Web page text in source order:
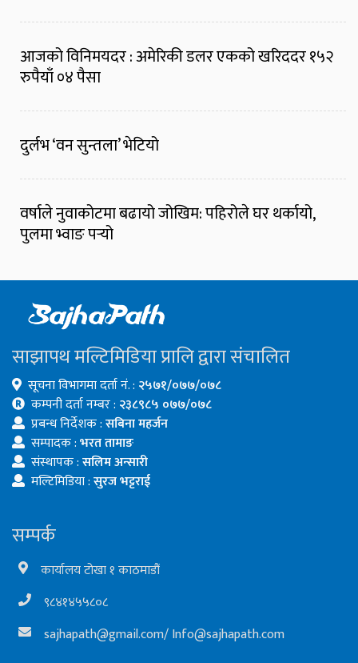
आजको विनिमयदर : अमेरिकी डलर एकको खरिददर १५२
रुपैयाँ ०४ पैसा
दुर्लभ ‘वन सुन्तला’ भेटियो
वर्षाले नुवाकोटमा बढायो जोखिम: पहिरोले घर थर्कायो,
पुलमा भ्वाङ पर्‍यो
साझापथ मल्टिमिडिया प्रालि द्वारा संचालित
सूचना विभागमा दर्ता नं. : २५७१/०७७/०७८
कम्पनी दर्ता नम्बर : २३८९८५ ०७७/०७८
प्रबन्ध निर्देशक :सबिना महर्जन
सम्पादक :भरत तामाङ
संस्थापक :सलिम अन्सारी
मल्टिमिडिया :सुरज भट्टराई
सम्पर्क
कार्यालय टोखा १ काठमाडौं
९८४१४५५८०८
sajhapath@gmail.com/Info@sajhapath.com